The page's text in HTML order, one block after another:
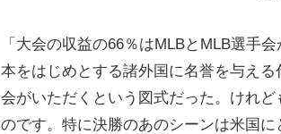
「大会の収益の66％はMLBとMLB選手
本をはじめとする諸外国に名誉を与え
会がいただくという図式だった。けれ
のです。特に決勝のあのシーンは米国